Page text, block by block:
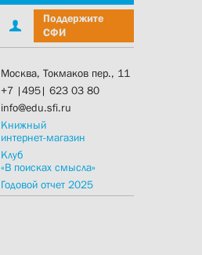
Поддержите
СФИ
Москва, Токмаков пер., 11
+7 |495| 623 03 80
info@edu.sfi.ru
Книжный
интернет-магазин
Клуб
«В поисках смысла»
Годовой отчет 2025